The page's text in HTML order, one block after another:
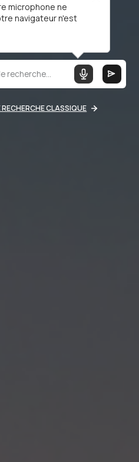
microphone ne
navigateur n'est
CLASSIQUE